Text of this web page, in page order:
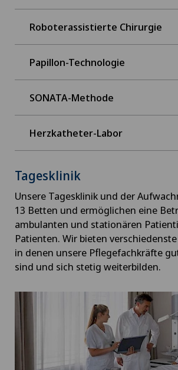
Roboterassistierte Chirurgie
Papillon-Technologie
SONATA-Methode
Herzkatheter-Labor
Tagesklinik
Unsere Tagesklinik und der
13 Betten und ermöglichen eine
ambulanten und stationären
Patienten. Wir bieten
in denen unsere Pflegefachkräfte
sind und sich stetig weiterbilden.